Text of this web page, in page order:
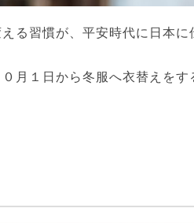
る習慣が、平安時代に日本に
月１日から冬服へ衣替えをす